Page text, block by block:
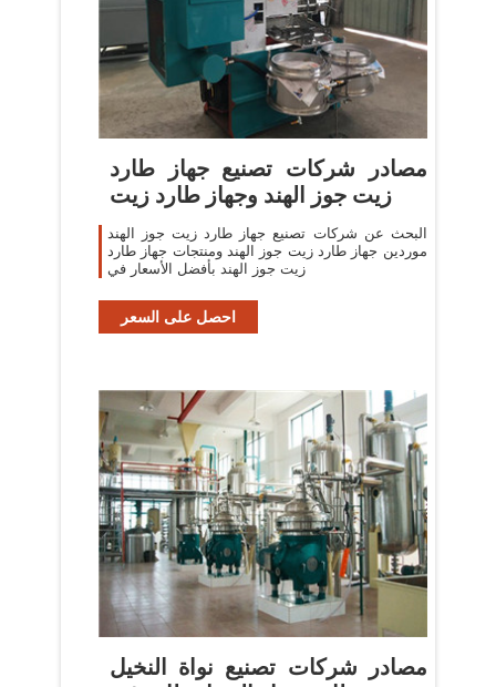
مصادر شركات تصنيع جهاز طارد
زيت جوز الهند وجهاز طارد زيت
البحث عن شركات تصنيع جهاز طارد زيت جوز الهند
موردين جهاز طارد زيت جوز الهند ومنتجات جهاز طارد
زيت جوز الهند بأفضل الأسعار في
احصل على السعر
مصادر شركات تصنيع نواة النخيل